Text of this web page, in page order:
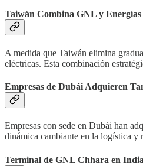
Taiwán Combina GNL y Energías
A medida que Taiwán elimina
eléctricas. Esta combinación
Empresas de Dubái Adquieren
Empresas con sede en Dubái han
dinámica cambiante en la logística y
Terminal de GNL Chhara en